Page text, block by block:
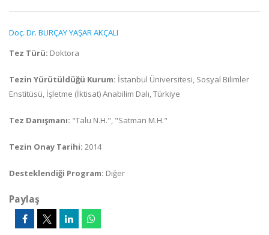
Doç. Dr. BURÇAY YAŞAR AKÇALI
Tez Türü: Doktora
Tezin Yürütüldüğü Kurum: İstanbul Üniversitesi, Sosyal Bilimler
Enstitüsü, İşletme (İktisat) Anabilim Dalı, Türkiye
Tez Danışmanı: "Talu N.H.", "Satman M.H."
Tezin Onay Tarihi: 2014
Desteklendiği Program: Diğer
Paylaş